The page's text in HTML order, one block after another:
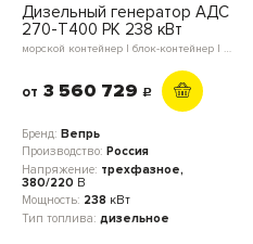
Дизельный генератор АДС
270-Т400 РК 238 кВт
от 3 560 729 c
Бренд: Вепрь
Производство: Россия
Напряжение: трехфазное,
380/220 В
Мощность: 238 кВт
Тип топлива: дизельное